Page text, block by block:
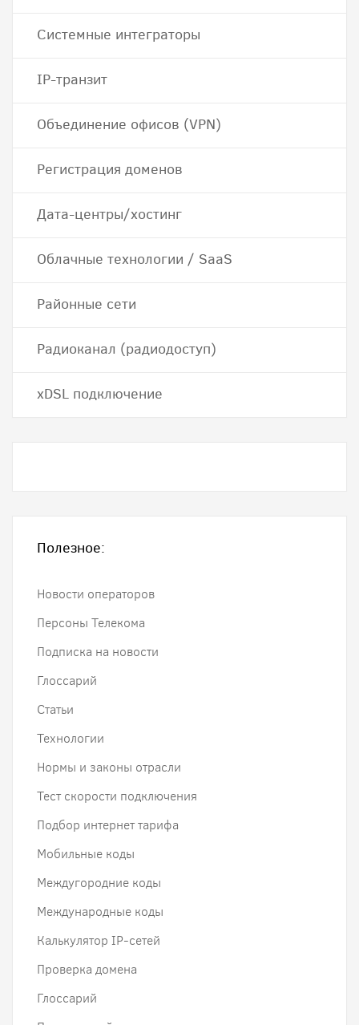
Системные интеграторы
IP-транзит
Объединение офисов (VPN)
Регистрация доменов
Дата-центры/хостинг
Облачные технологии / SaaS
Районные сети
Радиоканал (радиодоступ)
хDSL подключение
Полезное:
Новости операторов
Персоны Телекома
Подписка на новости
Глоссарий
Статьи
Технологии
Нормы и законы отрасли
Тест скорости подключения
Подбор интернет тарифа
Мобильные коды
Междугородние коды
Международные коды
Калькулятор IP-сетей
Проверка домена
Глоссарий